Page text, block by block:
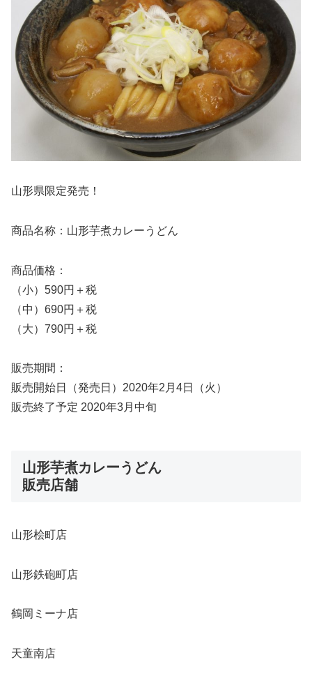
山形県限定発売！
商品名称：山形芋煮カレーうどん
商品価格：
（小）590円＋税
（中）690円＋税
（大）790円＋税
販売期間：
販売開始日（発売日）2020年2月4日（火）
販売終了予定 2020年3月中旬
山形芋煮カレーうどん
販売店舗
山形桧町店
山形鉄砲町店
鶴岡ミーナ店
天童南店